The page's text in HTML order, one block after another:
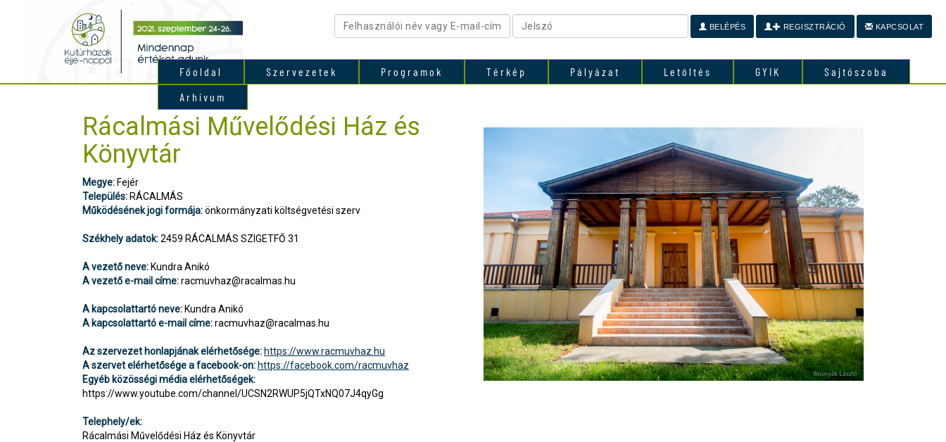
Főoldal Szervezetek Programok Térkép Pályázat Letöltés GYIK
Sajtószoba
Arhívum
BELÉPÉS REGISZTRÁCIÓ KAPCSOLAT
Rácalmási Művelődési Ház és
Könyvtár
Megye: Fejér
Település: RÁCALMÁS
Működésének jogi formája:önkormányzati költségvetési szerv
Székhely adatok:2459 RÁCALMÁS SZIGETFŐ 31
A vezető neve: Kundra Anikó
A vezető e-mail címe:racmuvhaz@racalmas.hu
A kapcsolattartó neve: Kundra Anikó
A kapcsolattartó e-mail címe:racmuvhaz@racalmas.hu
Az szervezet honlapjának elérhetősége: https://www.racmuvhaz.hu
A szervet elérhetősége a facebook-on: https://facebook.com/racmuvhaz
Egyéb közösségi média elérhetőségek:
https://www.youtube.com/channel/UCSN2RWUP5jQTxNQ07J4qyGg
Telephely/ek:
Rácalmási Művelődési Ház és Könyvtár